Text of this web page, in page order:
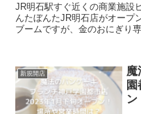
JR明石駅すぐ近くの商業施設
んたぼんたJR明石店がオープ
ブームですが、金のおにぎり
新規開店
魔
園
ン